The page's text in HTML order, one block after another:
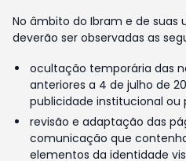
No âmbito do Ibram e de suas
deverão ser observadas as
ocultação temporária das
anteriores a 4 de julho de
publicidade institucional ou
revisão e adaptação das
comunicação que
elementos da identidade